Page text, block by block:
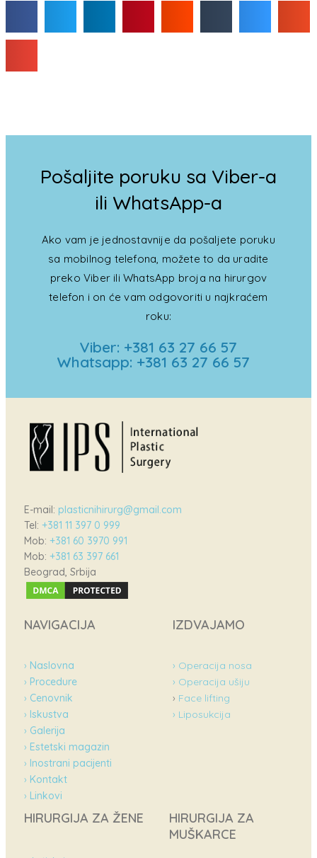
Pošaljite poruku sa Viber-a
ili WhatsApp-a
Ako vam je jednostavnije da pošaljete poruku
sa mobilnog telefona, možete to da uradite
preko Viber ili WhatsApp broja na hirurgov
telefon i on će vam odgovoriti u najkraćem
roku:
Viber: +381 63 27 66 57
Whatsapp: +381 63 27 66 57
E-mail: plasticnihirurg@gmail.com
Tel: +381 11 397 0 999
Mob: +381 60 3970 991
Mob: +381 63 397 661
Beograd, Srbija
NAVIGACIJA
› Naslovna
› Procedure
› Cenovnik
› Iskustva
› Galerija
› Estetski magazin
› Inostrani pacijenti
› Kontakt
› Linkovi
IZDVAJAMO
› Operacija nosa
› Operacija ušiju
› Face lifting
› Liposukcija
HIRURGIJA ZA ŽENE
HIRURGIJA ZA
MUŠKARCE